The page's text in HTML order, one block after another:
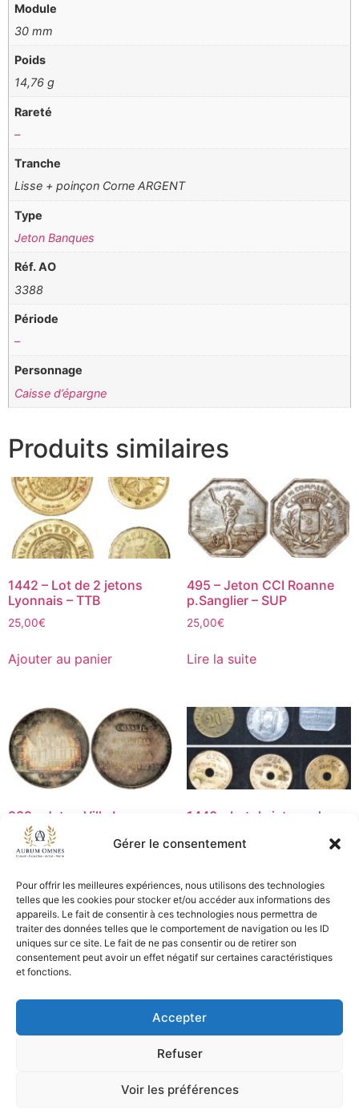
Gérer le consentement
Pour offrir les meilleures expériences, nous utilisons des technologies
telles que les cookies pour stocker et/ou accéder aux informations des
appareils. Le fait de consentir à ces technologies nous permettra de
traiter des données telles que le comportement de navigation ou les ID
uniques sur ce site. Le fait de ne pas consentir ou de retirer son
consentement peut avoir un effet négatif sur certaines caractéristiques
et fonctions.
Accepter
Refuser
Voir les préférences
Module
30 mm
Poids
14,76 g
Rareté
–
Tranche
Lisse + poinçon Corne ARGENT
Type
Jeton Banques
Réf. AO
3388
Période
–
Personnage
Caisse d’épargne
Produits similaires
1442 – Lot de 2 jetons
Lyonnais – TTB
25,00€
Ajouter au panier
495 – Jeton CCI Roanne
p.Sanglier – SUP
25,00€
Lire la suite
289 – Jeton Ville La
Rochelle – SPL
35,00€
Lire la suite
1440 – Lot de jetons de
Ajouter au panier
CGV - CGL
Copyright © 2026 Aurum Omnes